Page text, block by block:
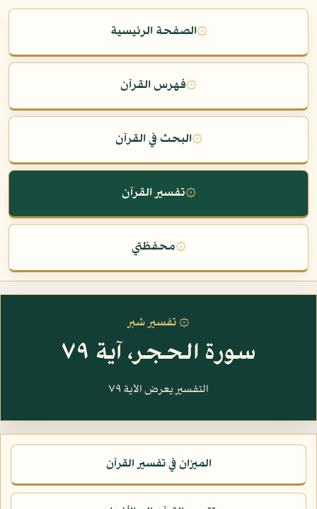
۞الصفحة الرئيسية
۞فهرس القرآن
۞البحث في القرآن
۞تفسير القرآن
۞محفظتي
۞ تفسير شبر
سورة الحجر، آية ٧٩
التفسير يعرض الآية ٧٩
الميزان في تفسير القرآن